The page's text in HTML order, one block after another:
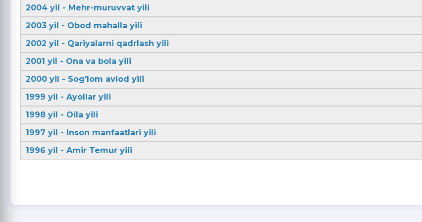
2004 yil - Mehr-muruvvat yili
2003 yil - Obod mahalla yili
2002 yil - Qariyalarni qadrlash yili
2001 yil - Ona va bola yili
2000 yil - Sog'lom avlod yili
1999 yil - Ayollar yili
1998 yil - Oila yili
1997 yil - Inson manfaatlari yili
1996 yil - Amir Temur yili